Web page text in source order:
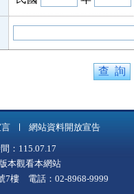
網站資料開放宣告
：115.07.17
本觀看本網站
7樓 電話：02-8968-9999